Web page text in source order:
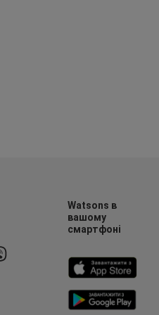
Watsons в
вашому
смартфоні